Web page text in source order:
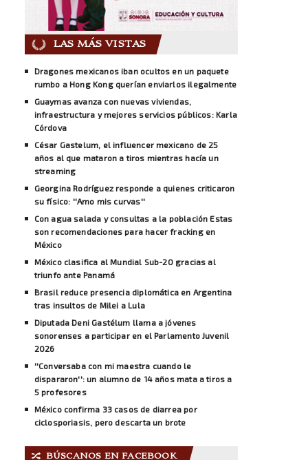
LAS MÁS VISTAS
Dragones mexicanos iban ocultos en un paquete
rumbo a Hong Kong querían enviarlos ilegalmente
Guaymas avanza con nuevas viviendas,
infraestructura y mejores servicios públicos: Karla
Córdova
César Gastelum, el influencer mexicano de 25
años al que mataron a tiros mientras hacía un
streaming
Georgina Rodríguez responde a quienes criticaron
su físico: ''Amo mis curvas''
Con agua salada y consultas a la población Estas
son recomendaciones para hacer fracking en
México
México clasifica al Mundial Sub-20 gracias al
triunfo ante Panamá
Brasil reduce presencia diplomática en Argentina
tras insultos de Milei a Lula
Diputada Deni Gastélum llama a jóvenes
sonorenses a participar en el Parlamento Juvenil
2026
''Conversaba con mi maestra cuando le
dispararon'': un alumno de 14 años mata a tiros a
5 profesores
México confirma 33 casos de diarrea por
ciclosporiasis, pero descarta un brote
🔀 BÚSCANOS EN FACEBOOK